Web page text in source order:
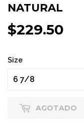
NATURAL
$229.50
Size
AGOTADO